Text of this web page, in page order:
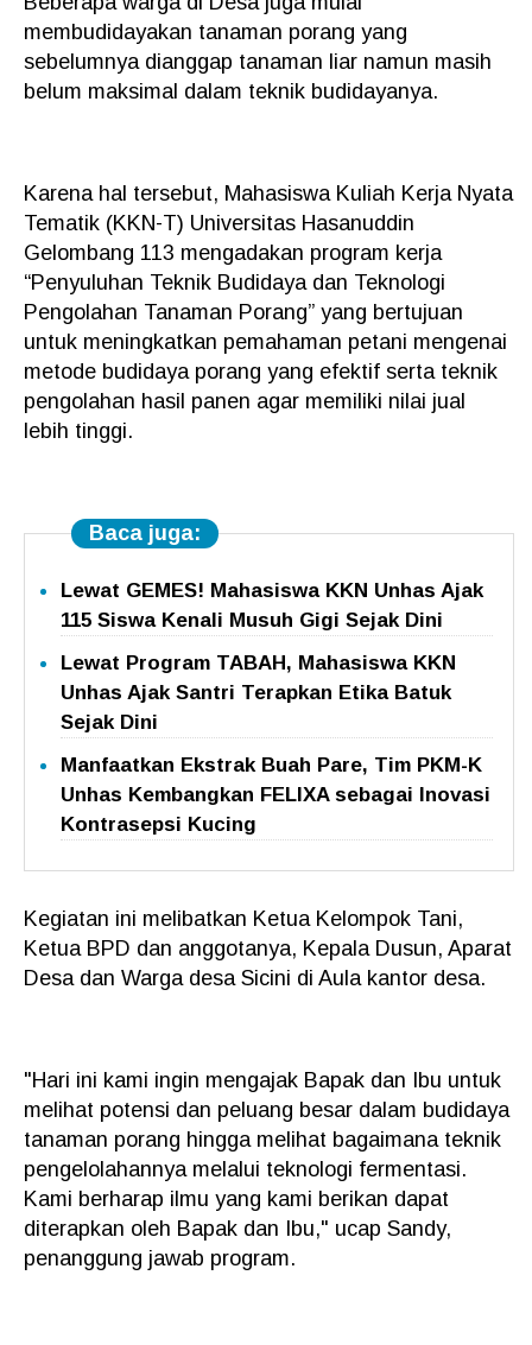
membudidayakan tanaman porang yang
sebelumnya dianggap tanaman liar namun masih
belum maksimal dalam teknik budidayanya.
Karena hal tersebut, Mahasiswa Kuliah Kerja Nyata
Tematik (KKN-T) Universitas Hasanuddin
Gelombang 113 mengadakan program kerja
“Penyuluhan Teknik Budidaya dan Teknologi
Pengolahan Tanaman Porang” yang bertujuan
untuk meningkatkan pemahaman petani mengenai
metode budidaya porang yang efektif serta teknik
pengolahan hasil panen agar memiliki nilai jual
lebih tinggi.
Baca juga:
Lewat GEMES! Mahasiswa KKN Unhas Ajak
115 Siswa Kenali Musuh Gigi Sejak Dini
Lewat Program TABAH, Mahasiswa KKN
Unhas Ajak Santri Terapkan Etika Batuk
Sejak Dini
Manfaatkan Ekstrak Buah Pare, Tim PKM-K
Unhas Kembangkan FELIXA sebagai Inovasi
Kontrasepsi Kucing
Kegiatan ini melibatkan Ketua Kelompok Tani,
Ketua BPD dan anggotanya, Kepala Dusun, Aparat
Desa dan Warga desa Sicini di Aula kantor desa.
"Hari ini kami ingin mengajak Bapak dan Ibu untuk
melihat potensi dan peluang besar dalam budidaya
tanaman porang hingga melihat bagaimana teknik
pengelolahannya melalui teknologi fermentasi.
Kami berharap ilmu yang kami berikan dapat
diterapkan oleh Bapak dan Ibu," ucap Sandy,
penanggung jawab program.